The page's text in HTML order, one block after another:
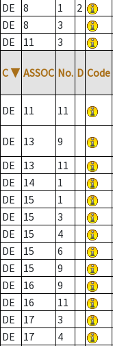
DE
8 1 2
DE
8 3
DE
11 3
C ▼ ASSOC No. D Code
DE 11 11
DE 13 9
DE
13 11
DE
14 1
DE
15 1
DE
15 3
DE
15 4
DE
15 6
DE
15 9
DE
16 9
DE
16 11
DE
17 3
DE
17 4